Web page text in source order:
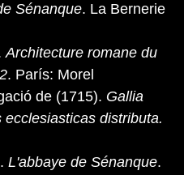
Sénanque. La Bernerie
Architecture romane du
. París: Morel
de (1715). Gallia
distributa.
L'abbaye de Sénanque.